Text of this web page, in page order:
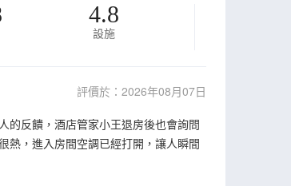
4.8
設施
評價於：2026年08月07日
的反饋，酒店管家小王退房後也會詢問
熱，進入房間空調已經打開，讓人瞬間